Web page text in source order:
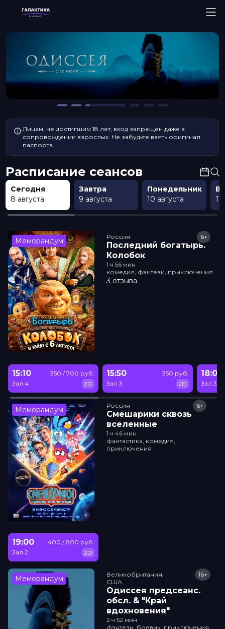
Лицам, не достигшим 18 лет, вход запрещен даже в
сопровождении взрослых. Не забудьте взять оригинал
паспорта.
Расписание сеансов
Сегодня
8 августа
Завтра
9 августа
Понедельник
10 августа
11
Меморандум Россия
Последний богатырь.
Колобок
6+
1 ч 56 мин
комедия, фэнтези, приключения
3 отзыва
15:10
Зал 4
350 / 700 руб.
2D
15:50
Зал 3
350 руб.
2D
18:05
Зал 3
Меморандум Россия
Смешарики сквозь
вселенные
6+
1 ч 46 мин
фантастика, комедия,
приключения
19:00
Зал 2
400 / 800 руб.
2D
Меморандум
Великобритания,
США
Одиссея прeдсeанc.
обсл. & "Край
вдохновения"
16+
2 ч 52 мин
фэнтези, боевик, приключения